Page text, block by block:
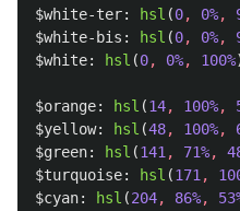
$white-ter: hsl (0, 0%,
$white-bis : hsl (0, 0%,
$white: hsl (0, 0%, 100%
$orange: hsl (14, 100%,
$yellow: hsl (48, 100%,
$green: hsl (141 , 71%,
$turquoise: hsl (171 ,
$cyan: hsl (204, 86%,